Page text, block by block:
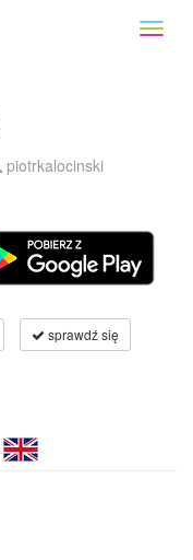
piotrkalocinski
sprawdź się